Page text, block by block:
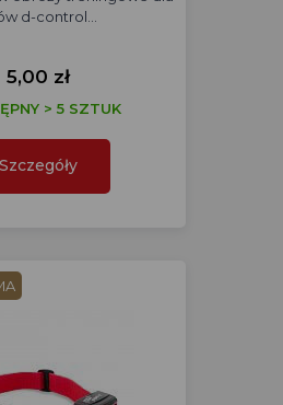
d-control…
5,00 zł
> 5 SZTUK
Szczegóły